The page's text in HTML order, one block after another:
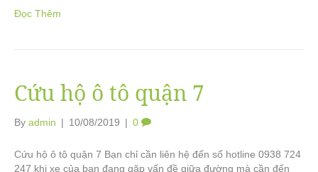
Đọc Thêm
Cứu hộ ô tô quận 7
By admin | 10/08/2019 | 0
Cứu hộ ô tô quận 7 Bạn chỉ cần liên hệ đến số hotline 0938 724
247 khi xe của bạn đang gặp vấn đề giữa đường mà cần đến